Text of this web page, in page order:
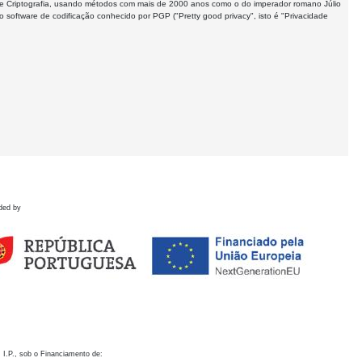
usando métodos com mais de 2000 anos como o do imperador romano Júlio
de codificação conhecido por PGP ("Pretty good privacy", isto é "Privacidade
by
I.P., sob o Financiamento de: